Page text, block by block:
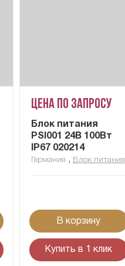
Цена по запросу
Блок питания
PSI001 24В 100Вт
IP67 020214
Германия , Блок питания
В корзину
Купить в 1 клик